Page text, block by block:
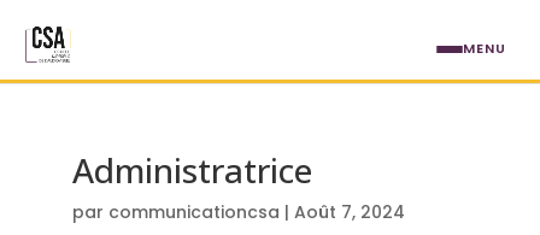
Administratrice
par communicationcsa | Août 7, 2024
MENU